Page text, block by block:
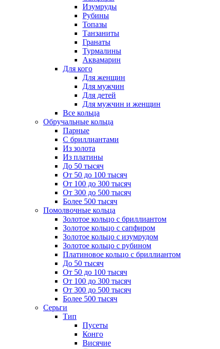
Изумруды
Рубины
Топазы
Танзаниты
Гранаты
Турмалины
Аквамарин
Для кого
Для женщин
Для мужчин
Для детей
Для мужчин и женщин
Все кольца
Обручальные кольца
Парные
С бриллиантами
Из золота
Из платины
До 50 тысяч
От 50 до 100 тысяч
От 100 до 300 тысяч
От 300 до 500 тысяч
Более 500 тысяч
Помолвочные кольца
Золотое кольцо с бриллиантом
Золотое кольцо с сапфиром
Золотое кольцо с изумрудом
Золотое кольцо с рубином
Платиновое кольцо с бриллиантом
До 50 тысяч
От 50 до 100 тысяч
От 100 до 300 тысяч
От 300 до 500 тысяч
Более 500 тысяч
Серьги
Тип
Пусеты
Конго
Висячие